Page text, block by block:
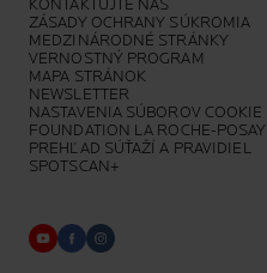
KONTAKTUJTE NÁS
ZÁSADY OCHRANY SÚKROMIA
MEDZINÁRODNÉ STRÁNKY
VERNOSTNÝ PROGRAM
MAPA STRÁNOK
NEWSLETTER
NASTAVENIA SÚBOROV COOKIE
FOUNDATION LA ROCHE-POSAY
PREHĽAD SÚŤAŽÍ A PRAVIDIEL
SPOTSCAN+